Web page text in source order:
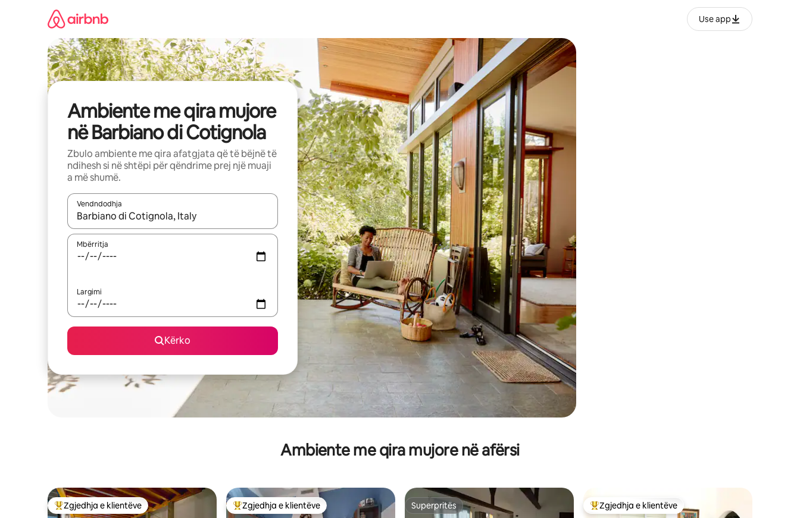
Use app
Ambiente me qira mujore
në Barbiano di Cotignola
Zbulo ambiente me qira afatgjata që të bëjnë të
ndihesh si në shtëpi për qëndrime prej një muaji
a më shumë.
Vendndodhja
Kur rezultatet të jenë të disponueshme, lëviz me butonat e shigjetave lart e poshtë ose eksploro duke prekur ose duke lëvizur ekranin.
Mbërritja
Largimi
Kërko
Ambiente me qira mujore në afërsi
Më të mirat e zgjedhjeve të klientëve
Zgjedhja e klientëve Më të mirat e zgjedhjeve të klientëve
Zgjedhja e klientëve Superpritës
Superpritës Më të mirat e zgjedhjeve të klientëve
Zgjedhja e klientëve